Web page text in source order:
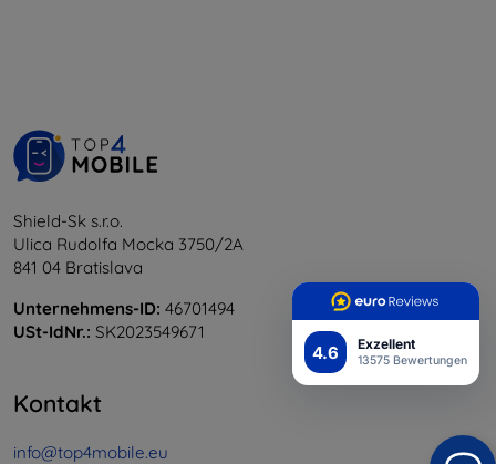
4.6 Exzellent
13575 Bewertungen
Shield-Sk s.r.o.
Ulica Rudolfa Mocka 3750/2A
841 04 Bratislava
Unternehmens-ID: 46701494
USt-IdNr.: SK2023549671
Kontakt
info@top4mobile.eu